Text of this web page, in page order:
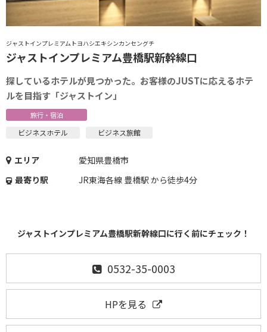
ジャストインプレミアムトヨハシエキシンカンセングチ
ジャストインプレミアム豊橋駅新幹線口
探しているホテルが見つかった。お客様のJUSTに応えるホテ
ルを目指す「ジャストイン」
旅行・宿泊
ビジネスホテル ビジネス旅館
エリア
愛知県豊橋市
最寄り駅
JR東海各線 豊橋駅 から徒歩4分
ジャストインプレミアム豊橋駅新幹線口に行く前にチェック！
0532-35-0003
HPを見る